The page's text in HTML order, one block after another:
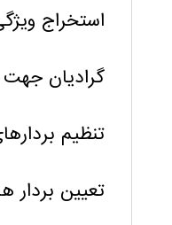
استخراج
گرادیان جهت
تنظیم
تعیین بردار